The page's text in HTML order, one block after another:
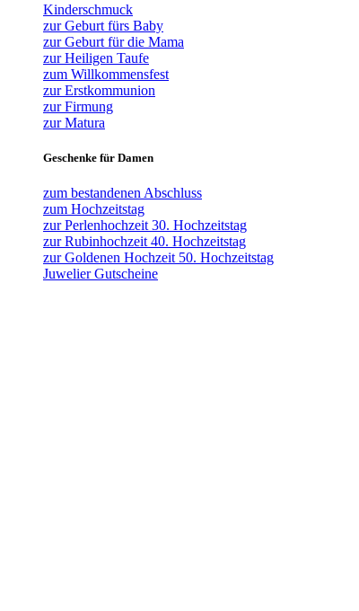
Kinderschmuck
zur Geburt fürs Baby
zur Geburt für die Mama
zur Heiligen Taufe
zum Willkommensfest
zur Erstkommunion
zur Firmung
zur Matura
Geschenke für Damen
zum bestandenen Abschluss
zum Hochzeitstag
zur Perlenhochzeit 30. Hochzeitstag
zur Rubinhochzeit 40. Hochzeitstag
zur Goldenen Hochzeit 50. Hochzeitstag
Juwelier Gutscheine